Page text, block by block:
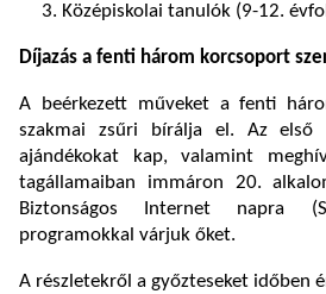
Középiskolai tanulók (9-12.
Díjazás a fenti három korcsoport
A beérkezett műveket a fenti
szakmai zsűri bírálja el. Az első
ajándékokat kap, valamint
tagállamaiban immáron 20.
Biztonságos Internet napra
programokkal várjuk őket.
A részletekről a győzteseket időben